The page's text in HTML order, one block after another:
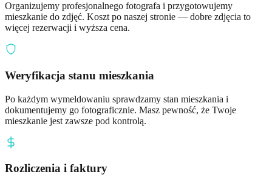
Organizujemy profesjonalnego fotografa i przygotowujemy
mieszkanie do zdjęć. Koszt po naszej stronie — dobre zdjęcia to
więcej rezerwacji i wyższa cena.
Weryfikacja stanu mieszkania
Po każdym wymeldowaniu sprawdzamy stan mieszkania i
dokumentujemy go fotograficznie. Masz pewność, że Twoje
mieszkanie jest zawsze pod kontrolą.
Rozliczenia i faktury